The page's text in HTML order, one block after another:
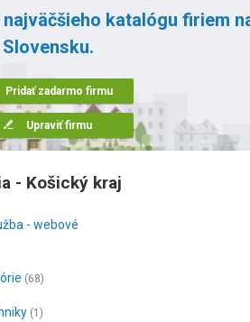
katalógu firiem
Slovensku.
Pridať zadarmo firmu
Upraviť firmu
- Košický kraj
- webové
(68)
(1)